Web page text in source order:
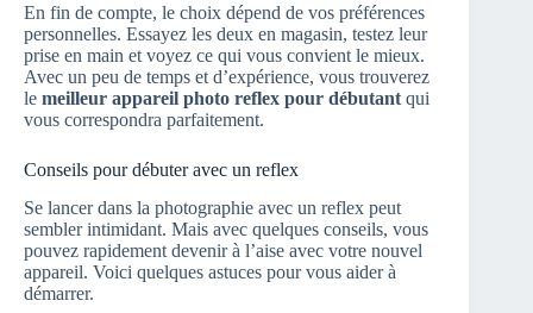
En fin de compte, le choix dépend de vos préférences
personnelles. Essayez les deux en magasin, testez leur
prise en main et voyez ce qui vous convient le mieux.
Avec un peu de temps et d’expérience, vous trouverez
le meilleur appareil photo reflex pour débutant qui
vous correspondra parfaitement.
Conseils pour débuter avec un reflex
Se lancer dans la photographie avec un reflex peut
sembler intimidant. Mais avec quelques conseils, vous
pouvez rapidement devenir à l’aise avec votre nouvel
appareil. Voici quelques astuces pour vous aider à
démarrer.